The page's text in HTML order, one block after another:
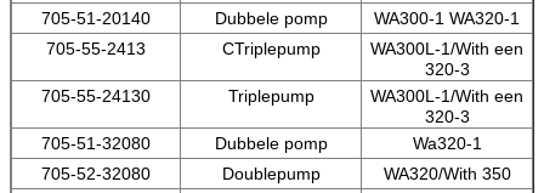
705-51-20140
Dubbele pomp
WA300-1 WA320-1
705-55-2413
CTriplepump
WA300L-1/With een
320-3
705-55-24130
Triplepump
WA300L-1/With een
320-3
705-51-32080
Dubbele pomp
Wa320-1
705-52-32080
Doublepump
WA320/With 350